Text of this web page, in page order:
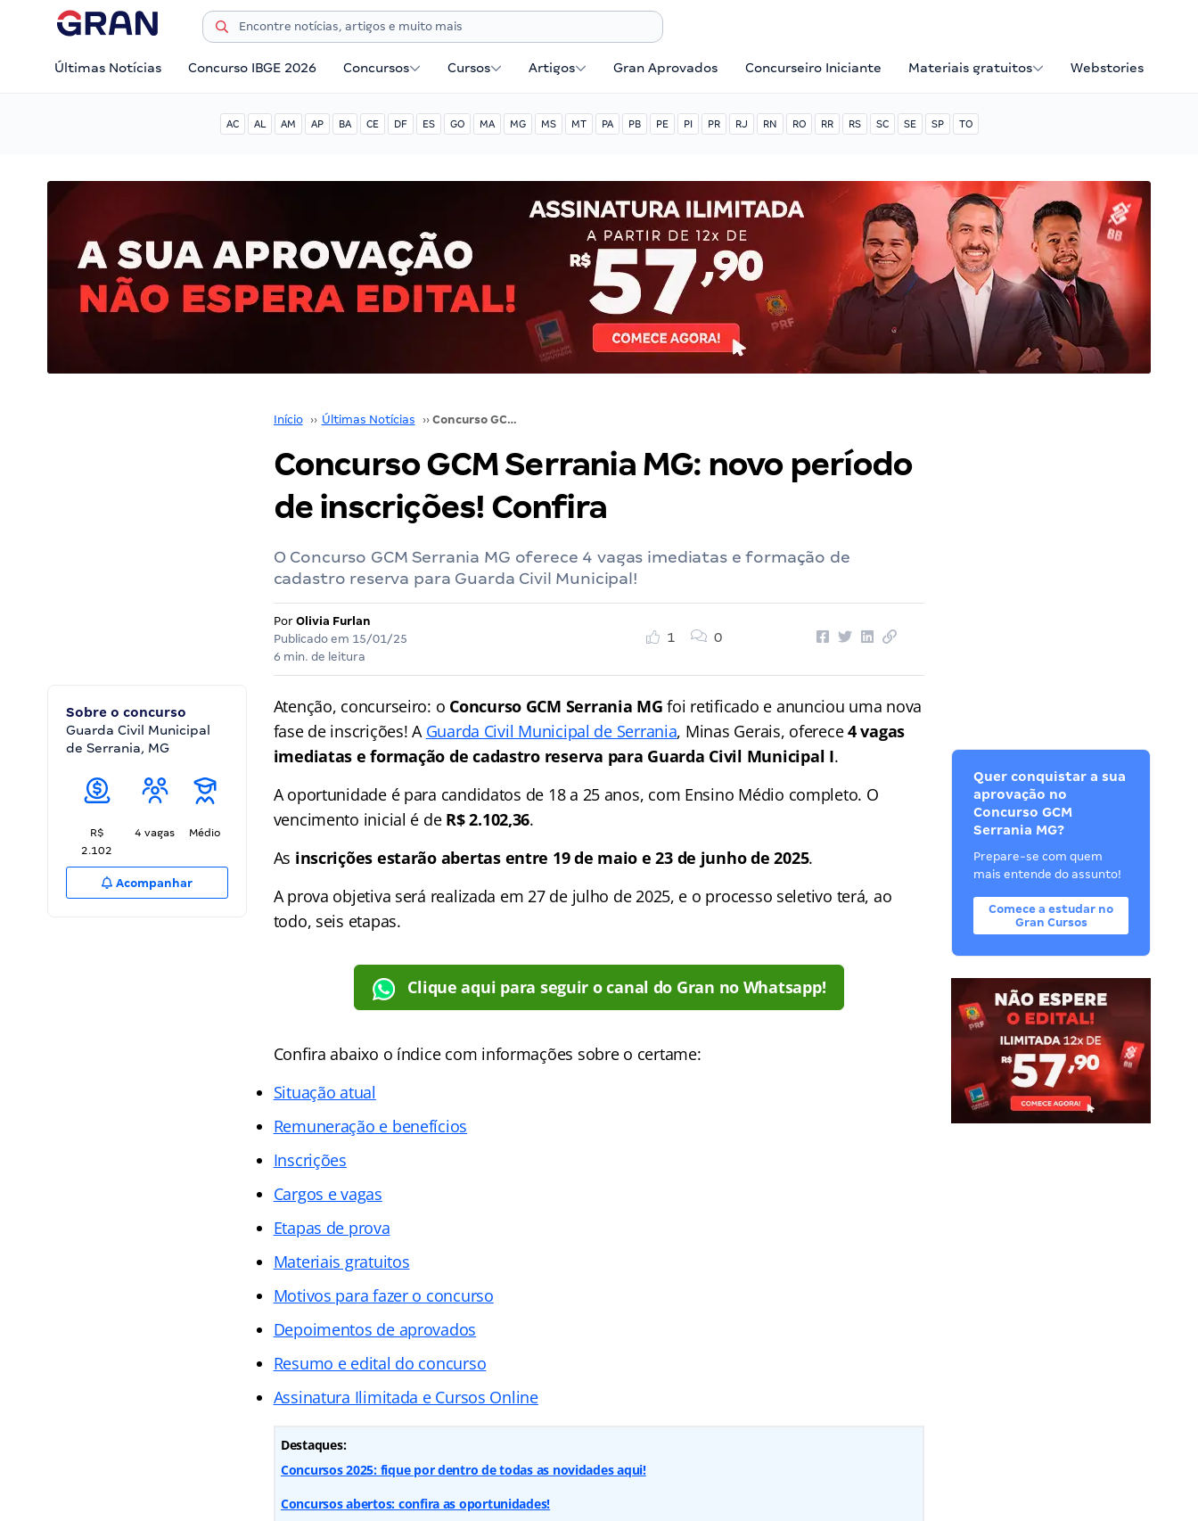
Últimas Notícias Concurso IBGE 2026 Concursos Cursos Artigos Gran Aprovados Concurseiro Iniciante Materiais gratuitos Webstories
AC AL AM AP BA CE DF ES GO MA MG MS MT PA PB PE PI PR RJ RN RO RR RS SC SE SP TO
Início ›› Últimas Notícias ›› Concurso GCM Serrania MG: novo período de inscrições! Confira
Concurso GCM Serrania MG: novo período
de inscrições! Confira
O Concurso GCM Serrania MG oferece 4 vagas imediatas e formação de
cadastro reserva para Guarda Civil Municipal!
Por Olivia Furlan
Publicado em 15/01/25
6 min. de leitura
1 0
Sobre o concurso
Guarda Civil Municipal
de Serrania, MG
R$
2.102
4 vagas Médio
Acompanhar
Atenção, concurseiro: o Concurso GCM Serrania MG foi retificado e anunciou uma nova
fase de inscrições! A Guarda Civil Municipal de Serrania, Minas Gerais, oferece4 vagas
imediatas e formação de cadastro reserva para Guarda Civil Municipal I.
A oportunidade é para candidatos de 18 a 25 anos, com Ensino Médio completo. O
vencimento inicial é de R$ 2.102,36.
As inscrições estarão abertas entre 19 de maio e 23 de junho de 2025.
A prova objetiva será realizada em 27 de julho de 2025, e o processo seletivo terá, ao
todo, seis etapas.
Clique aqui para seguir o canal do Gran no Whatsapp!
Confira abaixo o índicecom informações sobre o certame:
Situação atual
Remuneração e benefícios
Inscrições
Cargos e vagas
Etapas de prova
Materiais gratuitos
Motivos para fazer o concurso
Depoimentos de aprovados
Resumo e edital do concurso
Assinatura Ilimitada e Cursos Online
Destaques:
Concursos 2025: fique por dentro de todas as novidades aqui!
Concursos abertos: confira as oportunidades!
Quer conquistar a sua
aprovação no
Concurso GCM
Serrania MG?
Prepare-se com quem
mais entende do assunto!
Comece a estudar no
Gran Cursos